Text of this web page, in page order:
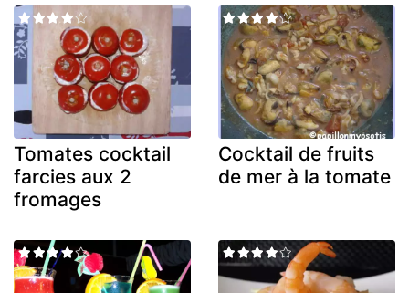
Tomates cocktail
farcies aux 2
fromages
Cocktail de fruits
de mer à la tomate